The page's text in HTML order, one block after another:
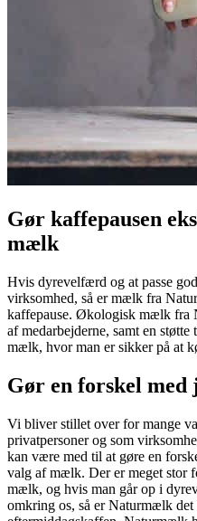
Gør kaffepausen
mælk
Hvis dyrevelfærd og at passe
virksomhed, så er mælk fra
kaffepause. Økologisk mælk fra
af medarbejderne, samt en
mælk, hvor man er sikker på at
Gør en forskel
Vi bliver stillet over for mange
privatpersoner og som
kan være med til at gøre en
valg af mælk. Der er meget stor
mælk, og hvis man går op i
omkring os, så er Naturmælk